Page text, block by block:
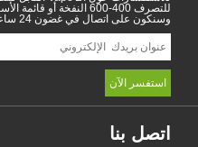
400-600 النفخة أو قائمة الأسعار ، يرجى ترك بريدك
24 ساعة.